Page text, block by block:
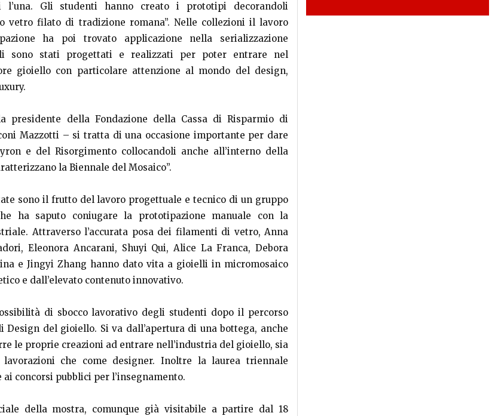
Gli studenti hanno creato i prototipi decorandoli
vetro filato di tradizione romana”. Nelle collezioni il lavoro
ha poi trovato applicazione nella serializzazione
sono stati progettati e realizzati per poter entrare nel
gioiello con particolare attenzione al mondo del design,
presidente della Fondazione della Cassa di Risparmio di
Mazzotti – si tratta di una occasione importante per dare
e del Risorgimento collocandoli anche all’interno della
la Biennale del Mosaico”.
sono il frutto del lavoro progettuale e tecnico di un gruppo
ha saputo coniugare la prototipazione manuale con la
Attraverso l’accurata posa dei filamenti di vetro, Anna
Eleonora Ancarani, Shuyi Qui, Alice La Franca, Debora
e Jingyi Zhang hanno dato vita a gioielli in micromosaico
e dall’elevato contenuto innovativo.
di sbocco lavorativo degli studenti dopo il percorso
Design del gioiello. Si va dall’apertura di una bottega, anche
le proprie creazioni ad entrare nell’industria del gioiello, sia
che come designer. Inoltre la laurea triennale
concorsi pubblici per l’insegnamento.
della mostra, comunque già visitabile a partire dal 18